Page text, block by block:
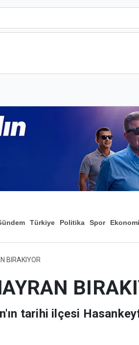
Türkiye Politika Spor Ekonomi
BIRAKIYOR
tarihi ilçesi